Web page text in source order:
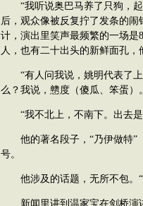
“我听说奥巴马养了只狗，起
后，观众像被反复拧了发条的
计，演出里笑声最频繁的一场是
人，也有二十出头的新鲜面孔，
“有人问我说，姚明代表了上
么？我说，戆度（傻瓜、笨蛋）
“我不北上，不南下。出去是
他的著名段子，“乃伊做特”（
号。
他涉及的话题，无所不包。“
新闻里讲到温家宝在剑桥演讲